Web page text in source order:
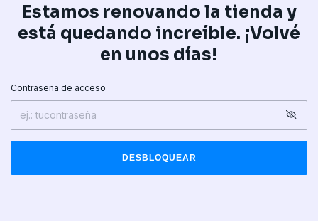
Estamos renovando la tienda y
está quedando increíble. ¡Volvé
en unos días!
Contraseña de acceso
DESBLOQUEAR